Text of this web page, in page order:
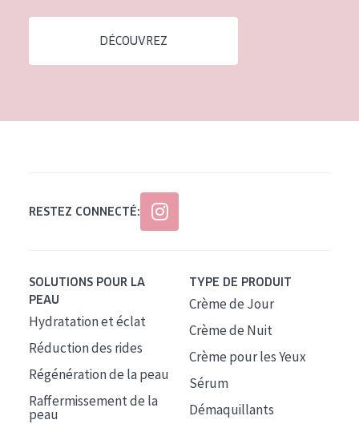
Peau mature
Peau ménopausée
Âge : 55+
DÉCOUVREZ
RESTEZ CONNECTÉ:
SOLUTIONS POUR LA
PEAU
Hydratation et éclat
Réduction des rides
Régénération de la peau
Raffermissement de la
peau
TYPE DE PRODUIT
Crème de Jour
Crème de Nuit
Crème pour les Yeux
Sérum
Démaquillants